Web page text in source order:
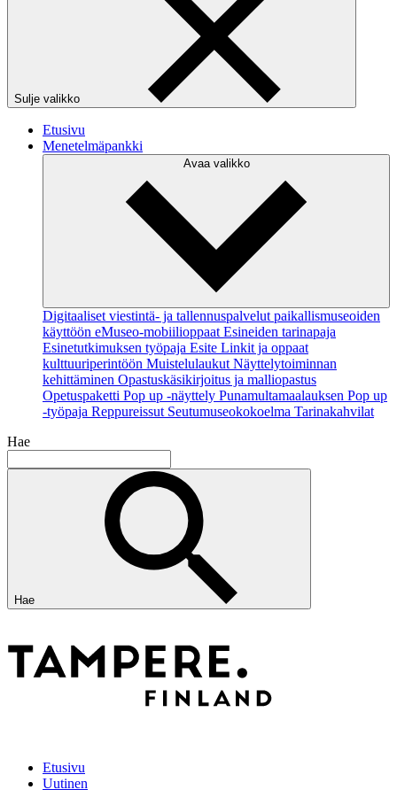
Sulje valikko
Etusivu
Menetelmäpankki
Avaa valikko
Digitaaliset viestintä- ja tallennuspalvelut paikallismuseoiden
käyttöön eMuseo-mobiilioppaat Esineiden tarinapaja
Esinetutkimuksen työpaja Esite Linkit ja oppaat
kulttuuriperintöön Muistelulaukut Näyttelytoiminnan
kehittäminen Opastuskäsikirjoitus ja malliopastus
Opetuspaketti Pop up -näyttely Punamultamaalauksen Pop up
-työpaja Reppureissut Seutumuseokokoelma Tarinakahvilat
Hae
Hae
Etusivu
Uutinen